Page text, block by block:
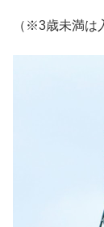
（※3歳未満は